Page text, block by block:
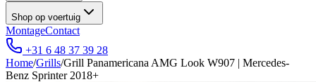
Shop op voertuig
MontageContact
+31 6 48 37 39 28
Home/Grills/Grill Panamericana AMG Look W907 | Mercedes-
Benz Sprinter 2018+